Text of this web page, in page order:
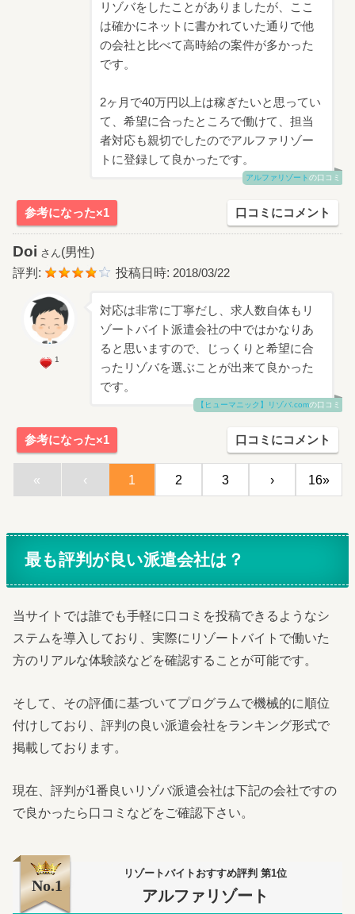
リゾバをしたことがありましたが、ここ
は確かにネットに書かれていた通りで他
の会社と比べて高時給の案件が多かった
です。
2ヶ月で40万円以上は稼ぎたいと思ってい
て、希望に合ったところで働けて、担当
者対応も親切でしたのでアルファリゾー
トに登録して良かったです。
アルファリゾートの口コミ
参考になった×1 口コミにコメント
Doi さん(男性)
評判:
投稿日時: 2018/03/22
1
対応は非常に丁寧だし、求人数自体もリ
ゾートバイト派遣会社の中ではかなりあ
ると思いますので、じっくりと希望に合
ったリゾバを選ぶことが出来て良かった
です。
【ヒューマニック】リゾバ.comの口コミ
参考になった×1 口コミにコメント
« ‹ 1 2 3 › 16»
最も評判が良い派遣会社は？
当サイトでは誰でも手軽に口コミを投稿できるようなシ
ステムを導入しており、実際にリゾートバイトで働いた
方のリアルな体験談などを確認することが可能です。
そして、その評価に基づいてプログラムで機械的に順位
付けしており、評判の良い派遣会社をランキング形式で
掲載しております。
現在、評判が1番良いリゾバ派遣会社は下記の会社ですの
で良かったら口コミなどをご確認下さい。
No.1
リゾートバイトおすすめ評判 第1位
アルファリゾート